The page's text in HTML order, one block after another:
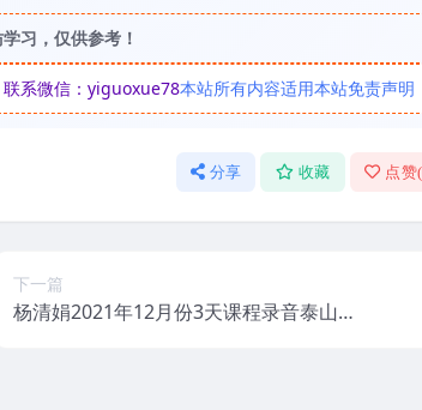
习，仅供参考！
联系微信：yiguoxue78本站所有内容适用本站免责声明
分享 收藏 点赞(
下一篇
杨清娟2021年12月份3天课程录音泰山游